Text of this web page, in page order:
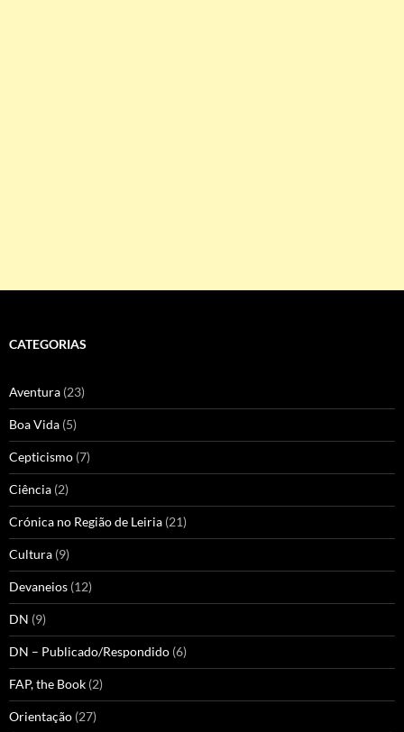
CATEGORIAS
Aventura (23)
Boa Vida (5)
Cepticismo (7)
Ciência (2)
Crónica no Região de Leiria (21)
Cultura (9)
Devaneios (12)
DN (9)
DN – Publicado/Respondido (6)
FAP, the Book (2)
Orientação (27)